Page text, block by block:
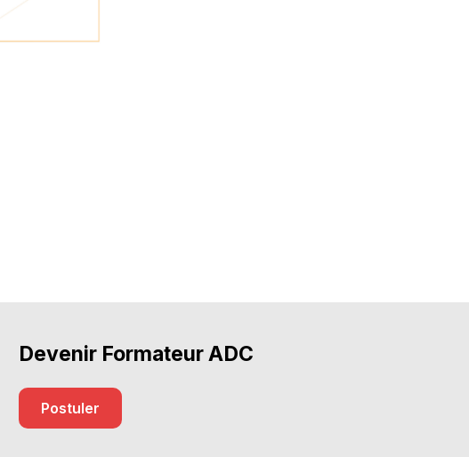
Devenir Formateur ADC
Postuler